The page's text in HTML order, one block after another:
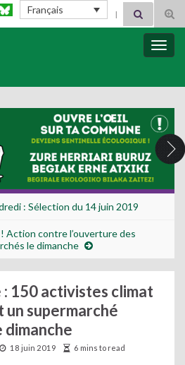
Français Search for:
: Sélection du 14 juin 2019
Action contre l’ouverture des
le dimanche
: 150 activistes climat
un supermarché
18 juin 2019 6 mins to read